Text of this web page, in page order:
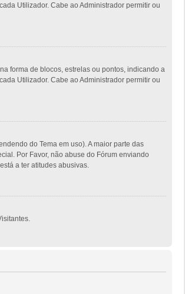
Utilizador. Cabe ao Administrador permitir ou
forma de blocos, estrelas ou pontos, indicando a
Utilizador. Cabe ao Administrador permitir ou
do Tema em uso). A maior parte das
Por Favor, não abuse do Fórum enviando
a ter atitudes abusivas.